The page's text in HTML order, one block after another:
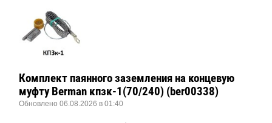
Комплект паянного заземления на концевую
муфту Berman кпзк-1(70/240) (ber00338)
Обновлено 06.08.2026 в 01:40